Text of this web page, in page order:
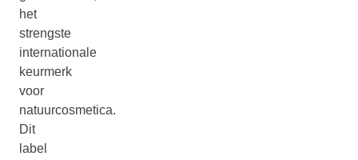
het
strengste
internationale
keurmerk
voor
natuurcosmetica.
Dit
label